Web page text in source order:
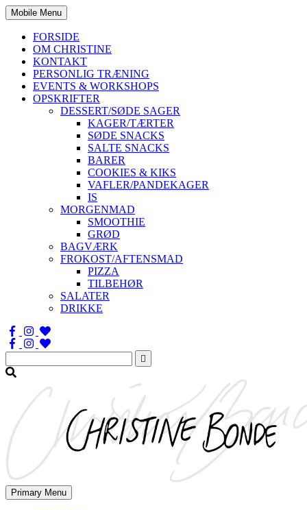
Mobile Menu
FORSIDE
OM CHRISTINE
KONTAKT
PERSONLIG TRÆNING
EVENTS & WORKSHOPS
OPSKRIFTER
DESSERT/SØDE SAGER
KAGER/TÆRTER
SØDE SNACKS
SALTE SNACKS
BARER
COOKIES & KIKS
VAFLER/PANDEKAGER
IS
MORGENMAD
SMOOTHIE
GRØD
BAGVÆRK
FROKOST/AFTENSMAD
PIZZA
TILBEHØR
SALATER
DRIKKE
Søg
efter:
Primary Menu